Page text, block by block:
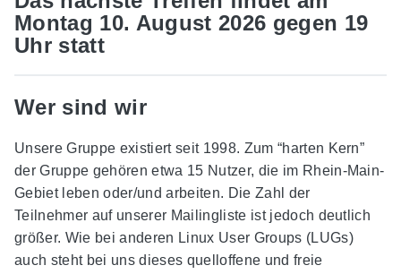
Montag 10. August 2026 gegen 19
Uhr statt
Wer sind wir
Unsere Gruppe existiert seit 1998. Zum “harten Kern”
der Gruppe gehören etwa 15 Nutzer, die im Rhein-Main-
Gebiet leben oder/und arbeiten. Die Zahl der
Teilnehmer auf unserer Mailingliste ist jedoch deutlich
größer. Wie bei anderen Linux User Groups (LUGs)
auch steht bei uns dieses quelloffene und freie